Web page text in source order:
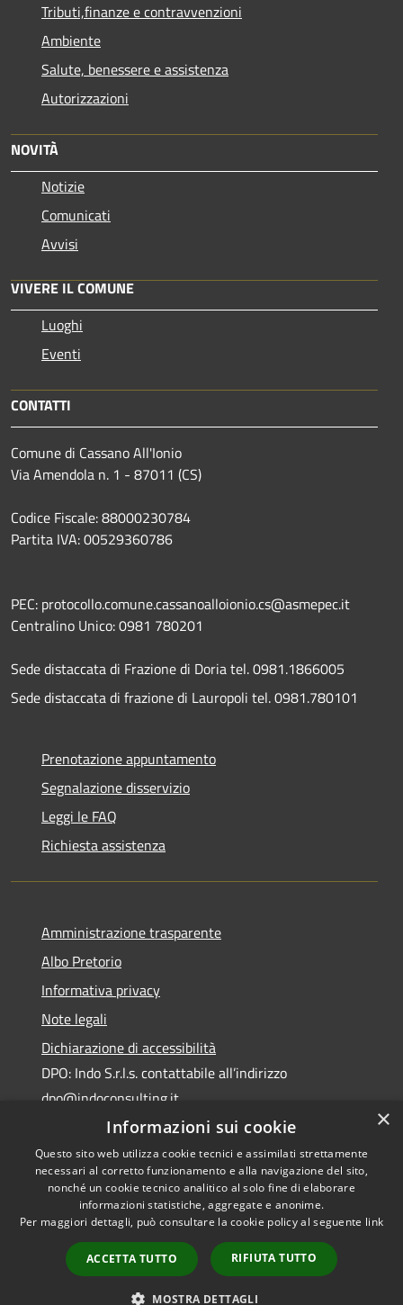
Tributi,finanze e contravvenzioni
Ambiente
Salute, benessere e assistenza
Autorizzazioni
NOVITÀ
Notizie
Comunicati
Avvisi
VIVERE IL COMUNE
Luoghi
Eventi
CONTATTI
Comune di Cassano All'Ionio
Via Amendola n. 1 - 87011 (CS)
Codice Fiscale: 88000230784
Partita IVA: 00529360786
PEC: protocollo.comune.cassanoalloionio.cs@asmepec.it
Centralino Unico: 0981 780201
Sede distaccata di Frazione di Doria tel. 0981.1866005
Sede distaccata di frazione di Lauropoli tel. 0981.780101
Prenotazione appuntamento
Segnalazione disservizio
Leggi le FAQ
Richiesta assistenza
Amministrazione trasparente
Albo Pretorio
Informativa privacy
Note legali
Dichiarazione di accessibilità
DPO: Indo S.r.l.s. contattabile all’indirizzo
dpo@indoconsulting.it
Accessibilità
Copyright © 2026 • Comune di
Cassano All'Ionio • Powered by
Municipium•
Accesso
redazione
×
Informazioni sui cookie
Questo sito web utilizza cookie tecnici e assimilati strettamente
necessari al corretto funzionamento e alla navigazione del sito,
nonché un cookie tecnico analitico al solo fine di elaborare
informazioni statistiche, aggregate e anonime.
Per maggiori dettagli, può consultare la cookie policy al seguente link
ACCETTA TUTTO RIFIUTA TUTTO
MOSTRA DETTAGLI